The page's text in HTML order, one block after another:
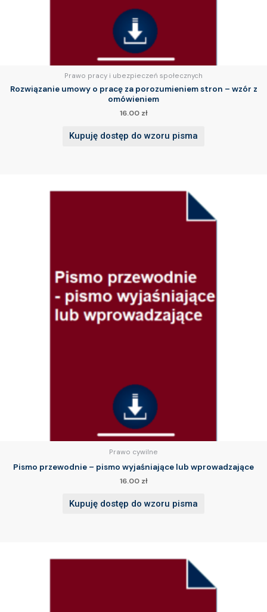
Prawo pracy i ubezpieczeń społecznych
Rozwiązanie umowy o pracę za porozumieniem stron – wzór z
omówieniem
16.00 zł
Kupuję dostęp do wzoru pisma
Prawo cywilne
Pismo przewodnie – pismo wyjaśniające lub wprowadzające
16.00 zł
Kupuję dostęp do wzoru pisma